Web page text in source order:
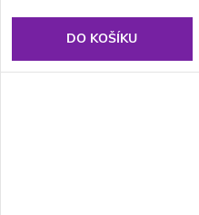
DO KOŠÍKU